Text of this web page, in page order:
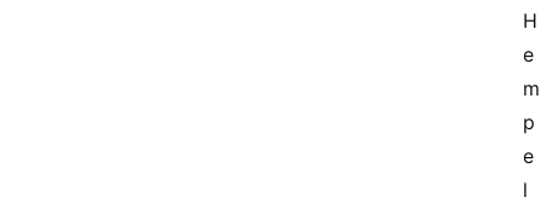
H
e
m
p
e
l